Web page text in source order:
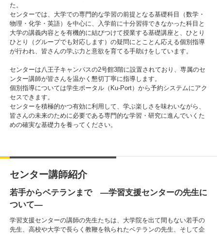
2. 工学院大学ヒストリー
3. #KUTE VOICE エンジニアリーダーたちの声
4. 航空理工学専攻特設サイト
た。
センターでは、大学での専門的な学習の前提となる基礎科目（数学・
物理・化学・英語）を中心に、入学前に十分習得できなかった科目と
大学の講義内容とを有機的に結びつけて授業する基礎講座と、ひとり
ひとり（グループでも対応します）の疑問にとことん応える個別指導
が行われ、皆さんの学ぶ力と意欲を育てる手助けをしています。
センターは八王子キャンパスの2号館3階に設置されており、専属のセ
ンター講師が皆さんを温かく懇切丁寧に指導します。
個別指導については学生ポータル（Ku-Port）から予約システムにアク
セスできます。
センターを積極的かつ有効に利用して、学ぶ楽しさを味わいながら、
皆さんの未来のために必要である専門的な学習・研究に進んでいくた
めの確実な基礎力を養ってください。
センター講師紹介
若手からベテランまで —学習支援センターの先生に
ついて—
学習支援センターの講師の先生たちは、大学院を出て間もない若手の
先生、高校や大学で長らく教鞭を執られたベテランの先生、そして企